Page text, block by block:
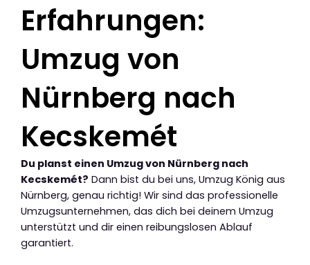
Erfahrungen:
Umzug von
Nürnberg nach
Kecskemét
Du planst einen Umzug von Nürnberg nach
Kecskemét? Dann bist du bei uns, Umzug König aus
Nürnberg, genau richtig! Wir sind das professionelle
Umzugsunternehmen, das dich bei deinem Umzug
unterstützt und dir einen reibungslosen Ablauf
garantiert.